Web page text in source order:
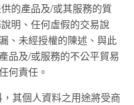
的產品及/或其服務的質
明、任何虛假的交易說
、未經授權的陳述、與此
品及/或服務的不公平貿易
何責任。
其個人資料之用途將受商